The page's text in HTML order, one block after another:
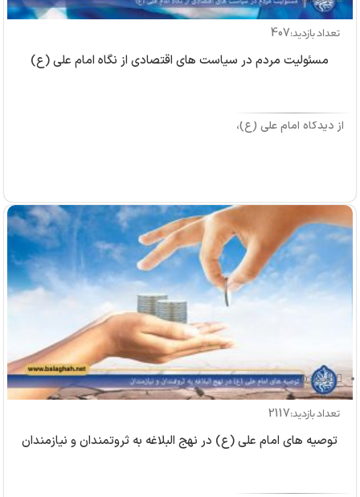
تعداد بازدید:407
مسئولیت مردم در سیاست های اقتصادی از نگاه امام علی (ع)
از دیدگاه امام علی (ع)،
بازدید: 0
تعداد بازدید:2117
توصیه های امام علی (ع) در نهج البلاغه به ثروتمندان و نیازمندان